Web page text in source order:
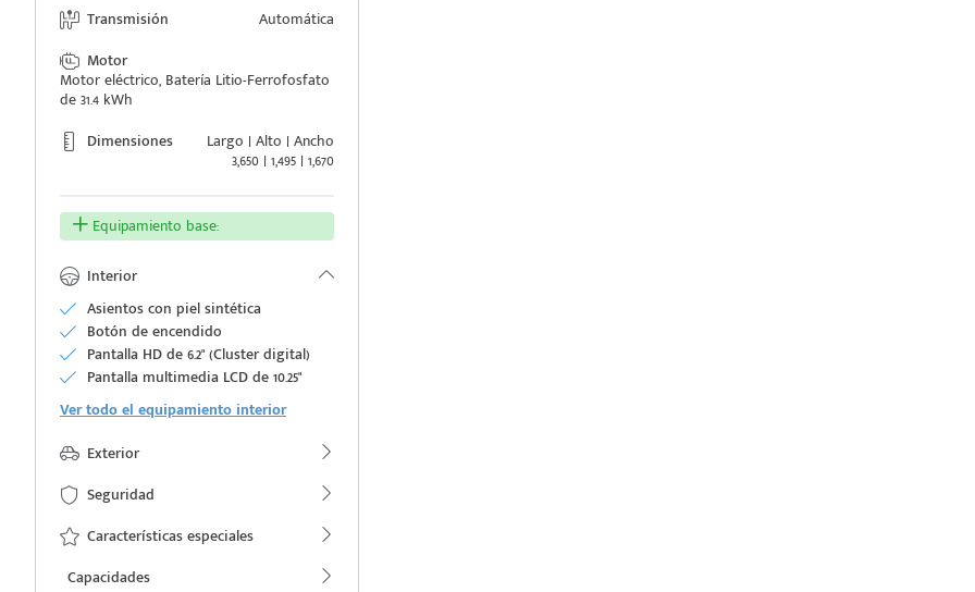
Transmisión
Automática
Motor
Motor eléctrico, Batería Litio-Ferrofosfato
de 31.4 kWh
Dimensiones
Largo | Alto | Ancho
3,650 | 1,495 | 1,670
Equipamiento base:
Interior
Asientos con piel sintética
Botón de encendido
Pantalla HD de 6.2" (Cluster digital)
Pantalla multimedia LCD de 10.25"
Ver todo el equipamiento interior
Exterior
Seguridad
Características especiales
Capacidades